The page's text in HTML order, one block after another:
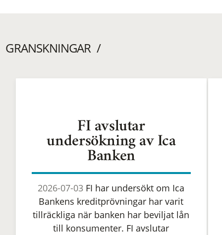
GRANSKNINGAR
FI avslutar
undersökning av Ica
Banken
2026-07-03 FI har undersökt om Ica
Bankens kreditprövningar har varit
tillräckliga när banken har beviljat lån
till konsumenter. FI avslutar